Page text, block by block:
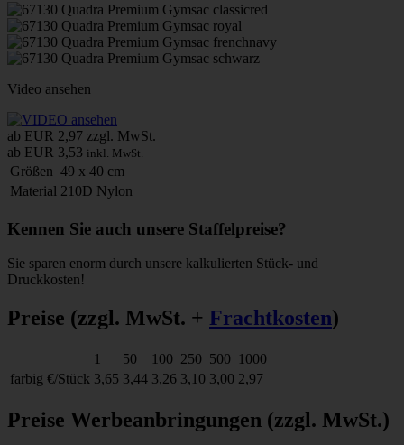
Video ansehen
ab EUR 2,97 zzgl. MwSt.
ab EUR 3,53 inkl. MwSt.
Größen 49 x 40 cm
Material 210D Nylon
Kennen Sie auch unsere Staffelpreise?
Sie sparen enorm durch unsere kalkulierten Stück- und
Druckkosten!
Preise (zzgl. MwSt. + Frachtkosten)
1 50 100 250 500
1000
farbig €/Stück 3,65 3,44 3,26 3,10 3,00 2,97
Preise Werbeanbringungen (zzgl. MwSt.)